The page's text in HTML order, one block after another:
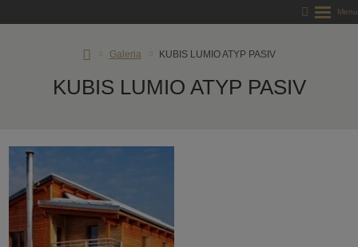
Galeria KUBIS LUMIO ATYP PASIV
KUBIS LUMIO ATYP PASIV